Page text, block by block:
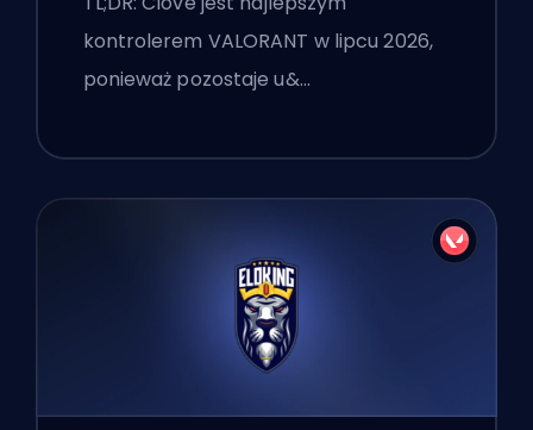
kontrolerem VALORANT w lipcu 2026,
ponieważ pozostaje u&…